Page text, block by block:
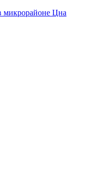
микрорайоне Цна